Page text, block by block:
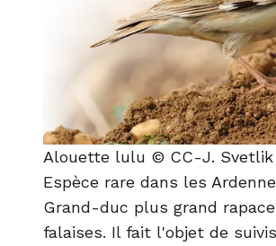
Alouette lulu © CC-J. Svetlik
Espèce rare dans les
Grand-duc plus grand
falaises. Il fait l'objet de